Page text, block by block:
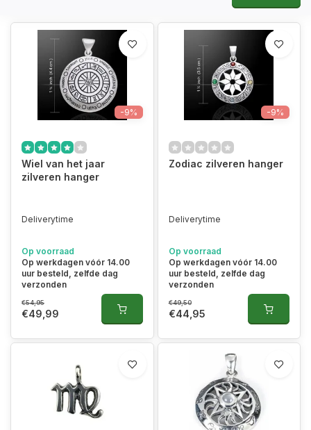
-9%
Wiel van het jaar
zilveren hanger
Deliverytime
Op voorraad
Op werkdagen vóór 14.00
uur besteld, zelfde dag
verzonden
€54,95
€49,99
-9%
Zodiac zilveren hanger
Deliverytime
Op voorraad
Op werkdagen vóór 14.00
uur besteld, zelfde dag
verzonden
€49,50
€44,95